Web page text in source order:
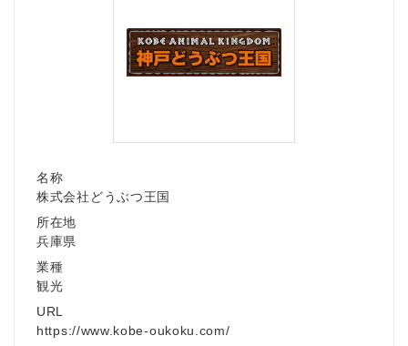
名称
株式会社どうぶつ王国
所在地
兵庫県
業種
観光
URL
https://www.kobe-oukoku.com/